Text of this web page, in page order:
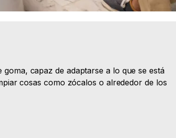
goma, capaz de adaptarse a lo que se está
cosas como zócalos o alrededor de los